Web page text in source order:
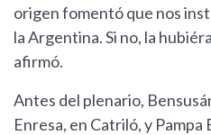
origen fomentó que nos
la Argentina. Si no, la
afirmó.
Antes del plenario,
Enresa, en Catriló, y Pampa